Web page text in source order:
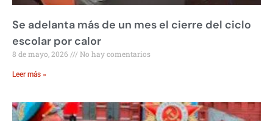
Se adelanta más de un mes el cierre del ciclo
escolar por calor
8 de mayo, 2026 No hay comentarios
Leer más »